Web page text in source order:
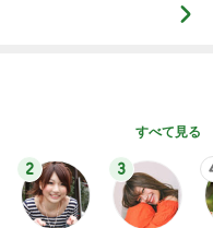
すべて見る
2 3